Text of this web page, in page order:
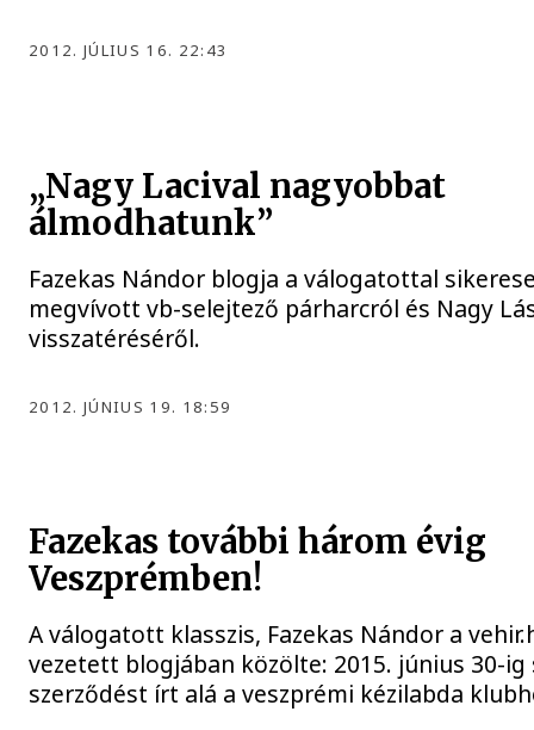
2012. JÚLIUS 16. 22:43
„Nagy Lacival nagyobbat
álmodhatunk”
Fazekas Nándor blogja a válogatottal
megvívott vb-selejtező párharcról és Nagy
visszatéréséről.
2012. JÚNIUS 19. 18:59
Fazekas további három évig
Veszprémben!
A válogatott klasszis, Fazekas Nándor a
vezetett blogjában közölte: 2015. június 30-ig
szerződést írt alá a veszprémi kézilabda